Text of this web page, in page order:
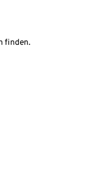
finden.